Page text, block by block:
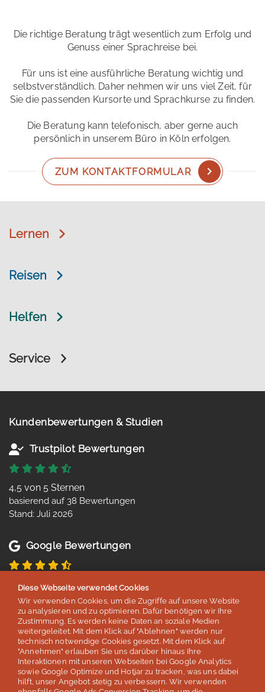
Die richtige Beratung trägt wesentlich zum Erfolg und
Genuss einer Sprachreise bei.
Für uns ist eine ausführliche Beratung wichtig und
selbstverständlich. Daher nehmen wir uns viel Zeit, für
Sie die passenden Kursorte und Sprachkurse zu finden.
Die Beratung kann telefonisch, aber gerne auch
persönlich in unserem Büro in Köln erfolgen.
ZUM KONTAKTFORMULAR
Lernen
Reisen
Helfen
Service
Kundenbewertungen & Studien
Trustpilot Bewertungen
4,5 von 5 Sternen
basierend auf 38 Bewertungen
Stand: Juli 2026
Google Bewertungen
4,8 von 5 Sternen
basierend auf 254 Bewertungen
Stand: Juli 2026
Top 5
der deutschen Sprachreisenveranstalter
laut Studie „Berufliche Weiterbildung 2026” des SZ Instituts
Diese Webseite verwendet Cookies
Wir verwenden Cookies, um die Zugriffe auf unsere Website
zu analysieren und zu optimieren. Dafür benötigen wir Ihre
Zustimmung. Es werden keine Daten an soziale Medien
weitergeleitet. Mit dem Klick auf "Ablehnen" werden nur
technisch notwendige Cookies gesetzt. Mit dem Klick auf
"Annehmen" erlauben Sie uns darüber hinaus Ihre
Interaktionen mit unseren Webseiten bei Google Analytics
sowie Google Optimize und Hotjar zu tracken, was uns dabei
hilft, unser Angebot stetig zu verbessern. Wir verwenden